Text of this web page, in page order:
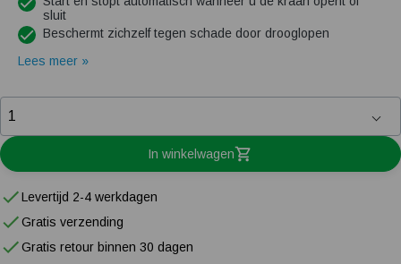
sluit
Beschermt zichzelf tegen schade door drooglopen
Lees meer »
In winkelwagen
Levertijd 2-4 werkdagen
Gratis verzending
Gratis retour binnen 30 dagen